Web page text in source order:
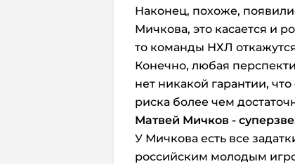
Наконец, похоже,
Мичкова, это касается и
то команды НХЛ
Конечно, любая
нет никакой гарантии,
риска более чем
Матвей Мичков -
У Мичкова есть все
российским молодым